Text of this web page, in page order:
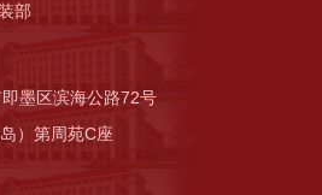
部
墨区滨海公路72号
第周苑C座